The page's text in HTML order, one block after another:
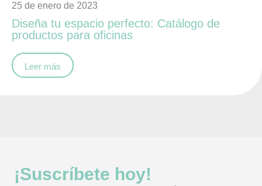
25 de enero de 2023
Diseña tu espacio perfecto: Catálogo de
productos para oficinas
Leer más
¡Suscríbete hoy!